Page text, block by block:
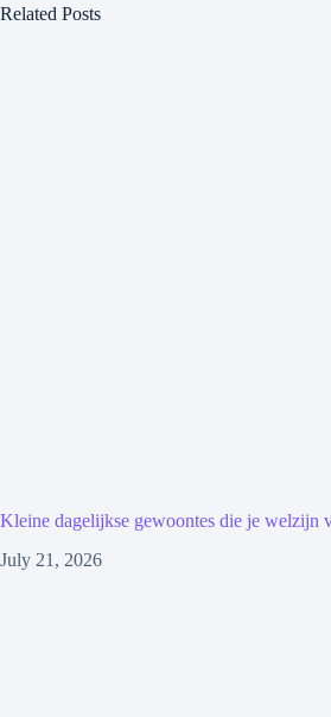
Related Posts
Kleine dagelijkse gewoontes die je welzijn
July 21, 2026